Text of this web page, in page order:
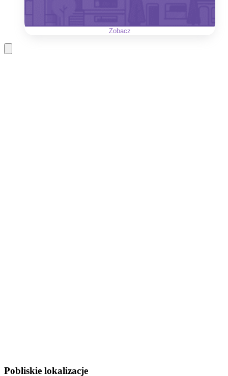
Zobacz
Pobliskie lokalizacje